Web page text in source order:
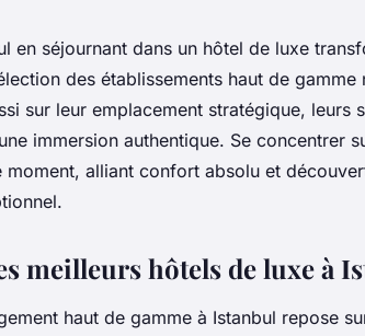
luxe à istanbul
en séjournant dans un hôtel de luxe
des établissements haut de gamme
sur leur emplacement stratégique, leurs
immersion authentique. Se concentrer
moment, alliant confort absolu et
meilleurs hôtels de luxe à
haut de gamme à Istanbul repose